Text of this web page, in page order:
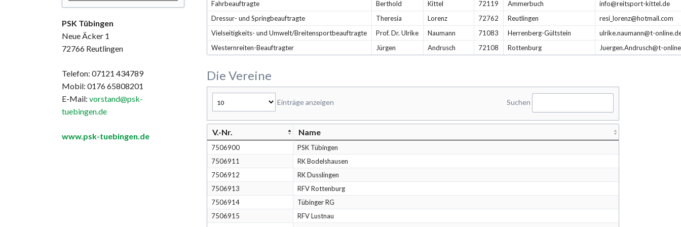
PSK Tübingen
Neue Äcker 1
72766 Reutlingen
Telefon: 07121 434789
Mobil: 0176 65808201
E-Mail: vorstand@psk-
tuebingen.de
www.psk-tuebingen.de
Fahrbeauftragte
Berthold Kittel 72119 Ammerbuch
info@reitsport-kittel.de
Dressur- und Springbeauftragte
Theresia Lorenz 72762 Reutlingen
resi_lorenz@hotmail.com
Vielseitigkeits- und Umwelt/Breitensportbeauftragte
Prof. Dr. Ulrike Naumann 71083 Herrenberg-Gültstein
ulrike.naumann@t-
Westernreiten-Beauftragter
Jürgen Andrusch 72108 Rottenburg Juergen.Andrusch@t-
Die Vereine
Einträge anzeigen Suchen
V.-Nr. Name
7506900
PSK Tübingen
7506911
RK Bodelshausen
7506912
RK Dusslingen
7506913
RFV Rottenburg
7506914
Tübinger RG
7506915
RFV Lustnau